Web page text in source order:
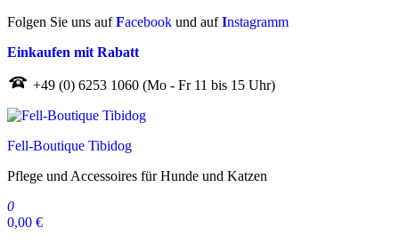
Zum
springen
Folgen Sie uns aufFacebook und aufInstagramm
Einkaufen mit Rabatt
+49 (0) 6253 1060 (Mo - Fr 11 bis 15 Uhr)
Fell-Boutique Tibidog
Pflege und Accessoires für Hunde und Katzen
0
0,00 €